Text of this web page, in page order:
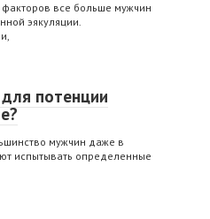
все больше мужчин
эякуляции.
потенции
мужчин даже в
испытывать определенные